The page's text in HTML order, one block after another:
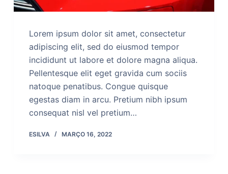
Lorem ipsum dolor sit amet, consectetur
adipiscing elit, sed do eiusmod tempor
incididunt ut labore et dolore magna aliqua.
Pellentesque elit eget gravida cum sociis
natoque penatibus. Congue quisque
egestas diam in arcu. Pretium nibh ipsum
consequat nisl vel pretium…
ESILVA MARÇO 16, 2022